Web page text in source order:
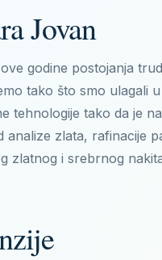
Jovan
godine postojanja
tako što smo ulagali
tehnologije tako da je
analize zlata, rafinacije
zlatnog i srebrnog